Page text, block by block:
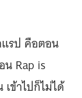
รป คือตอน
Rap is
ข้าไปก็ไม่ได้